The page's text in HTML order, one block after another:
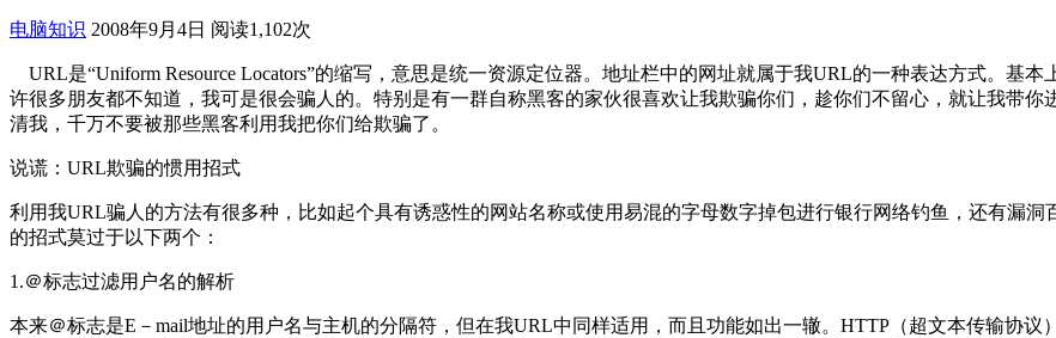
电脑知识 2008年9月4日 阅读1,102次
URL是“Uniform Resource Locators”的缩写，意思是统一资源定位器。地址栏中的网址就属于我URL的一种表达方式。基
许很多朋友都不知道，我可是很会骗人的。特别是有一群自称黑客的家伙很喜欢让我欺骗你们，趁你们不留心，就让我带
清我，千万不要被那些黑客利用我把你们给欺骗了。
说谎：URL欺骗的惯用招式
利用我URL骗人的方法有很多种，比如起个具有诱惑性的网站名称或使用易混的字母数字掉包进行银行网络钓鱼，还有漏洞
的招式莫过于以下两个：
1.＠标志过滤用户名的解析
本来＠标志是E－mail地址的用户名与主机的分隔符，但在我URL中同样适用，而且功能如出一辙。HTTP（超文本传输协议